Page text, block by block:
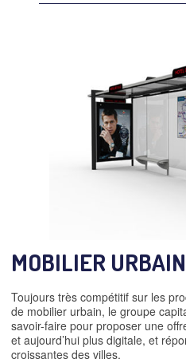
MOBILIER URBAIN
Toujours très compétitif sur les
de mobilier urbain, le groupe
savoir-faire pour proposer une
et aujourd’hui plus digitale, et
croissantes des villes.